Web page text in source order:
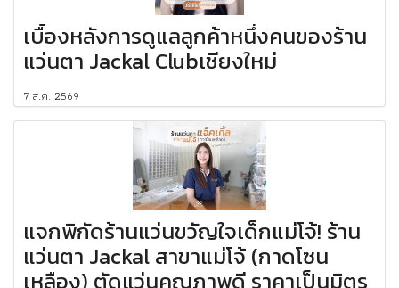
เบื้องหลังการดูแลลูกค้าหนึ่งคนของร้าน
แว่นตา Jackal Clubเชียงใหม่
7 ส.ค. 2569
แจกพิกัดร้านแว่นขวัญใจเด็กแม่โจ้! ร้าน
แว่นตา Jackal สาขาแม่โจ้ (กาดโซน
เหลือง) ตัดแว่นคุณภาพดี ราคาเป็นมิตร